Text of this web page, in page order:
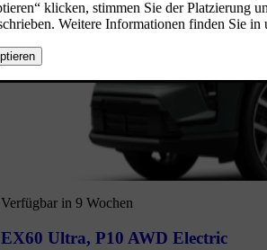
Verfügbar in 9 Wochen
EX60 Ultra, P10 AWD Electric